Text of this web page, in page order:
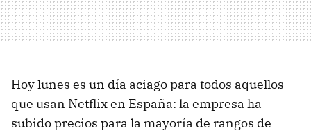
Hoy lunes es un día aciago para todos aquellos
que usan Netflix en España: la empresa ha
subido precios para la mayoría de rangos de